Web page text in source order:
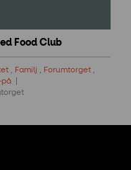
Food Club
Familj Forumtorget
på